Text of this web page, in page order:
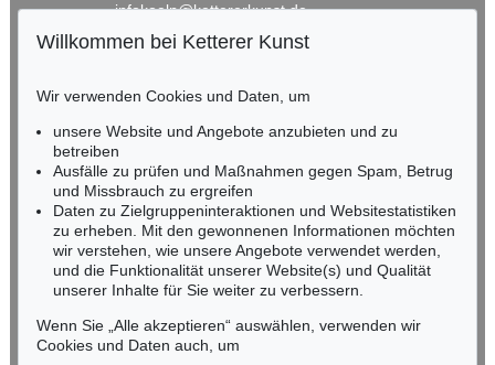
infokoeln@kettererkunst.de
HESSEN
Miriam Heß
Tel.: +49 (0)62 21 58 80-038
Fax: +49 (0)62 21 58 80-595
infoheidelberg@kettererkunst.de
NORDDEUTSCHLAND
Nico Kassel, M.A.
Mobil: +49 (0)171 8618661
n.kassel@kettererkunst.de
Willkommen bei Ketterer Kunst
Wir verwenden Cookies und Daten, um
unsere Website und Angebote anzubieten und zu
betreiben
Ausfälle zu prüfen und Maßnahmen gegen Spam, Betrug
und Missbrauch zu ergreifen
Daten zu Zielgruppeninteraktionen und Websitestatistiken
zu erheben. Mit den gewonnenen Informationen möchten
wir verstehen, wie unsere Angebote verwendet werden,
und die Funktionalität unserer Website(s) und Qualität
unserer Inhalte für Sie weiter zu verbessern.
Wenn Sie „Alle akzeptieren“ auswählen, verwenden wir
Cookies und Daten auch, um